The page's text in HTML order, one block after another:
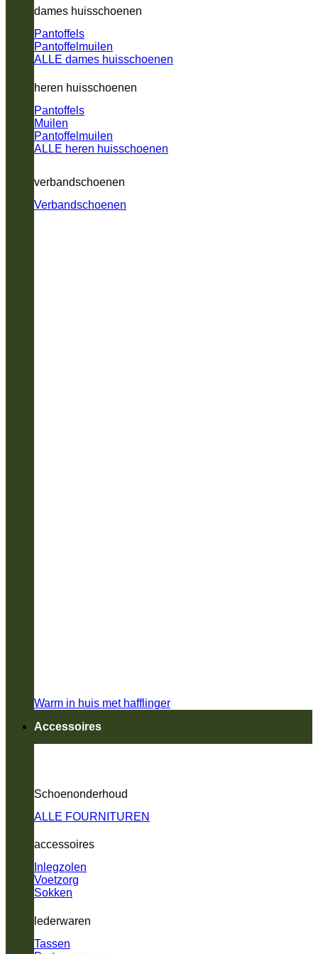
dames huisschoenen
Pantoffels
Pantoffelmuilen
ALLE dames huisschoenen
heren huisschoenen
Pantoffels
Muilen
Pantoffelmuilen
ALLE heren huisschoenen
verbandschoenen
Verbandschoenen
Warm in huis met hafflinger
Accessoires
Schoenonderhoud
ALLE FOURNITUREN
accessoires
Inlegzolen
Voetzorg
Sokken
lederwaren
Tassen